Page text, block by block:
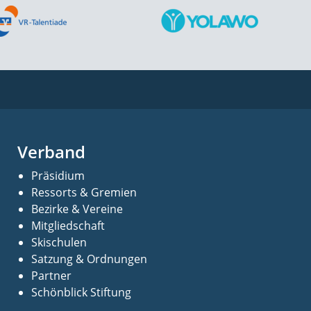
Verband
Präsidium
Ressorts & Gremien
Bezirke & Vereine
Mitgliedschaft
Skischulen
Satzung & Ordnungen
Partner
Schönblick Stiftung